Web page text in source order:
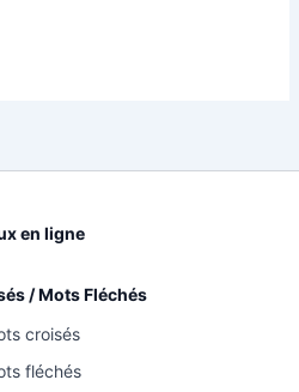
en ligne
/ Mots Fléchés
croisés
fléchés